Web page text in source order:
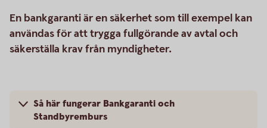
En bankgaranti är en säkerhet som till exempel kan
användas för att trygga fullgörande av avtal och
säkerställa krav från myndigheter.
Så här fungerar Bankgaranti och
Standbyremburs